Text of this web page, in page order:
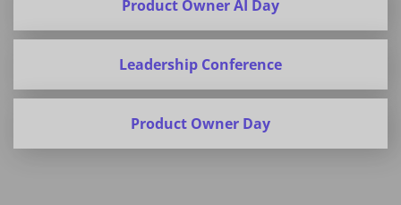
Product Owner AI Day
Leadership Conference
Product Owner Day